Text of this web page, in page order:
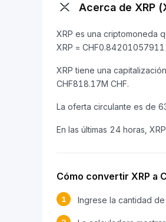
Acerca de XRP
XRP es una criptomoneda
XRP =
XRP tiene una
CHF818.17M CHF.
La oferta circulante es de
En las últimas 24 horas,
Cómo convertir XRP a
1 Ingrese la cantidad